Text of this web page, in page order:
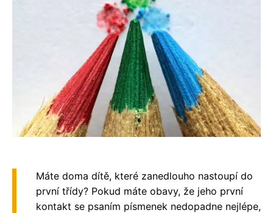
Máte doma dítě, které zanedlouho nastoupí do
první třídy? Pokud máte obavy, že jeho první
kontakt se psaním písmenek nedopadne nejlépe,